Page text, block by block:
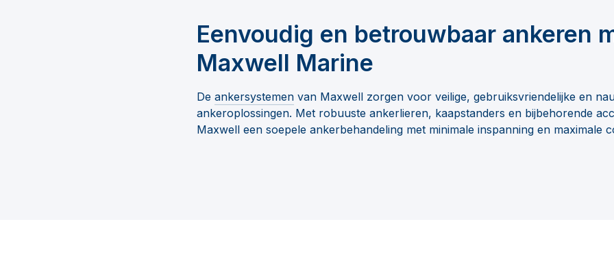
Eenvoudig en betrouwbaar ankeren
Maxwell Marine
De ankersystemen van Maxwell zorgen voor veilige, gebruiksvriendelijke en
ankeroplossingen. Met robuuste ankerlieren, kaapstanders en bijbehorende
Maxwell een soepele ankerbehandeling met minimale inspanning en maximale